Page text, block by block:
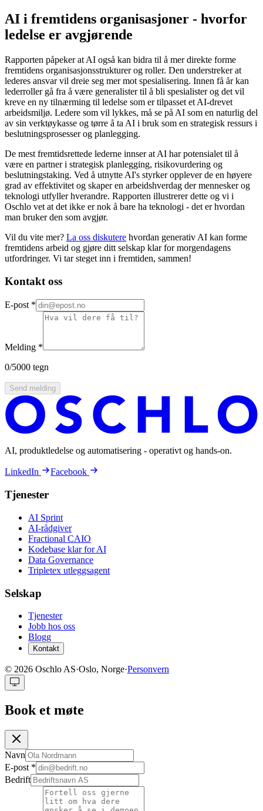
AI i fremtidens organisasjoner - hvorfor
ledelse er avgjørende
Rapporten påpeker at AI også kan bidra til å mer direkte forme
fremtidens organisasjonsstrukturer og roller. Den understreker at
lederes ansvar vil dreie seg mer mot spesialisering. Innen få år kan
lederroller gå fra å være generalister til å bli spesialister og det vil
kreve en ny tilnærming til ledelse som er tilpasset et AI-drevet
arbeidsmiljø. Ledere som vil lykkes, må se på AI som en naturlig del
av sin verktøykasse og tørre å ta AI i bruk som en strategisk ressurs i
beslutningsprosesser og planlegging.
De mest fremtidsrettede lederne innser at AI har potensialet til å
være en partner i strategisk planlegging, risikovurdering og
beslutningstaking. Ved å utnytte AI's styrker opplever de en høyere
grad av effektivitet og skaper en arbeidshverdag der mennesker og
teknologi utfyller hverandre. Rapporten illustrerer dette og vi i
Oschlo vet at det ikke er nok å bare ha teknologi - det er hvordan
man bruker den som avgjør.
Vil du vite mer? La oss diskutere hvordan generativ AI kan forme
fremtidens arbeid og gjøre ditt selskap klar for morgendagens
utfordringer. Vi tar steget inn i fremtiden, sammen!
Kontakt oss
E-post *
Melding *
0/5000 tegn
Send melding
AI, produktledelse og automatisering - operativt og hands-on.
LinkedIn Facebook
Tjenester
AI Sprint
AI-rådgiver
Fractional CAIO
Kodebase klar for AI
Data Governance
Tripletex utleggsagent
Selskap
Tjenester
Jobb hos oss
Blogg
Kontakt
© 2026 Oschlo AS·Oslo, Norge·Personvern
Book et møte
Navn
E-post *
Bedrift